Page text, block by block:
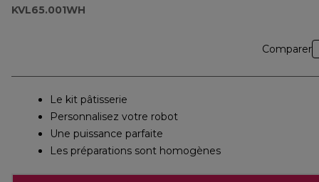
KVL65.001WH
Comparer
Le kit pâtisserie
Personnalisez votre robot
Une puissance parfaite
Les préparations sont homogènes